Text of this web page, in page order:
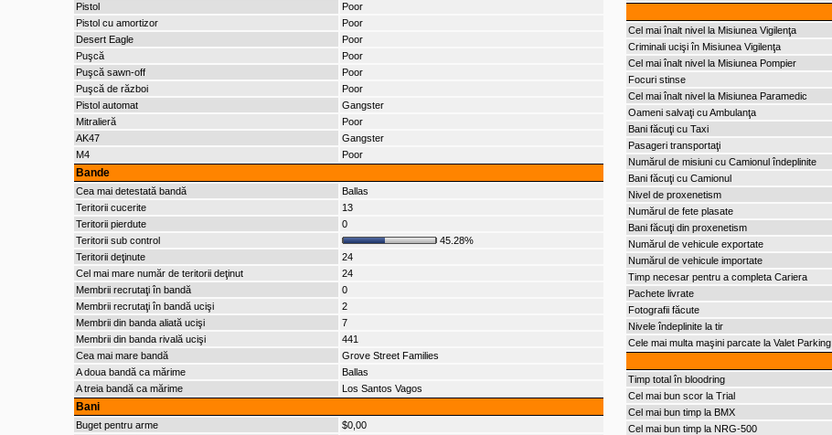
Pistol
Poor
Pistol cu amortizor
Poor
Desert Eagle
Poor
Puşcă
Poor
Puşcă sawn-off
Poor
Puşcă de război
Poor
Pistol automat
Gangster
Mitralieră
Poor
AK47
Gangster
M4
Poor
Bande
Cea mai detestată bandă
Ballas
Teritorii cucerite
13
Teritorii pierdute
0
Teritorii sub control
45.28%
Teritorii deţinute
24
Cel mai mare număr de teritorii deţinut
24
Membrii recrutaţi în bandă
0
Membrii recrutaţi în bandă ucişi
2
Membrii din banda aliată ucişi
7
Membrii din banda rivală ucişi
441
Cea mai mare bandă
Grove Street Families
A doua bandă ca mărime
Ballas
A treia bandă ca mărime
Los Santos Vagos
Bani
Buget pentru arme
$0,00
Cel mai înalt nivel la Misiunea Vigilenţa
Criminali ucişi în Misiunea Vigilenţa
Cel mai înalt nivel la Misiunea Pompier
Focuri stinse
Cel mai înalt nivel la Misiunea Paramedic
Oameni salvaţi cu Ambulanţa
Bani făcuţi cu Taxi
Pasageri transportaţi
Numărul de misiuni cu Camionul îndeplinite
Bani făcuţi cu Camionul
Nivel de proxenetism
Numărul de fete plasate
Bani făcuţi din proxenetism
Numărul de vehicule exportate
Numărul de vehicule importate
Timp necesar pentru a completa Cariera
Pachete livrate
Fotografii făcute
Nivele îndeplinite la tir
Cele mai multa maşini parcate la Valet Parking
Timp total în bloodring
Cel mai bun scor la Trial
Cel mai bun timp la BMX
Cel mai bun timp la NRG-500